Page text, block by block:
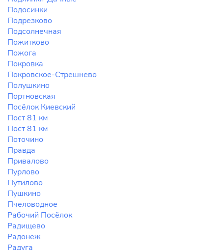
Подосинки
Подрезково
Подсолнечная
Пожитково
Пожога
Покровка
Покровское-Стрешнево
Полушкино
Портновская
Посёлок Киевский
Пост 81 км
Пост 81 км
Поточино
Правда
Привалово
Пурлово
Путилово
Пушкино
Пчеловодное
Рабочий Посёлок
Радищево
Радонеж
Радуга